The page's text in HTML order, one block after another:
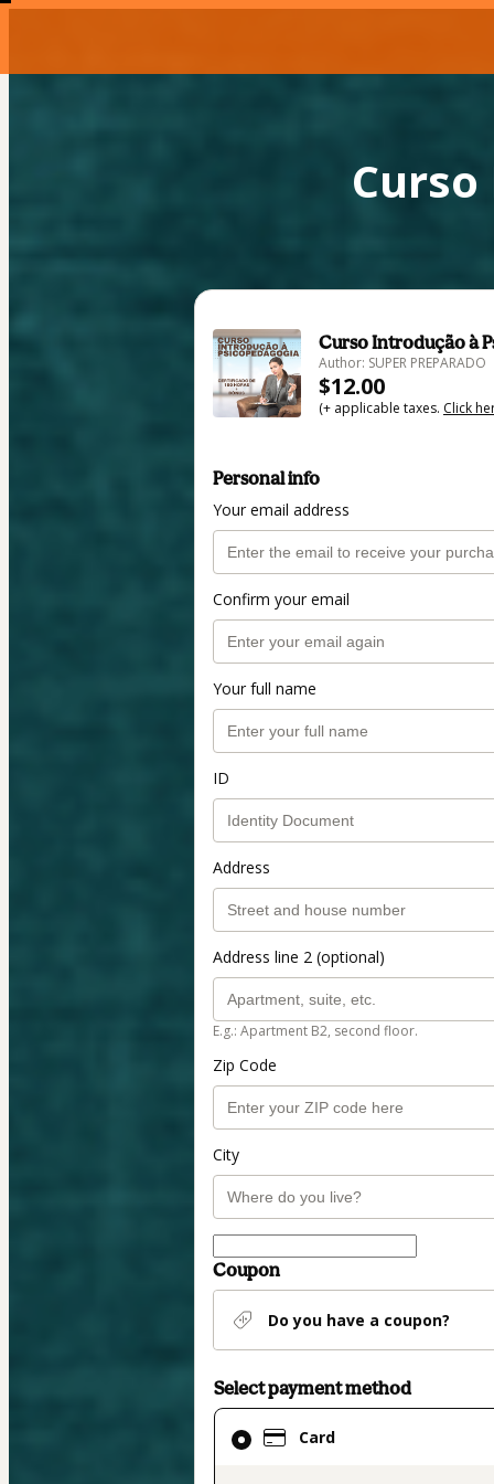
Curso Introdução à
Author: SUPER PREPARADO
$12.00
(+ applicable taxes. Click
Personal info
Your email address
Confirm your email
Your full name
ID
Address
Address line 2 (optional)
E.g.: Apartment B2, second floor.
Zip Code
City
Coupon
Do you have a coupon?
Select payment method
Card
Card
selected